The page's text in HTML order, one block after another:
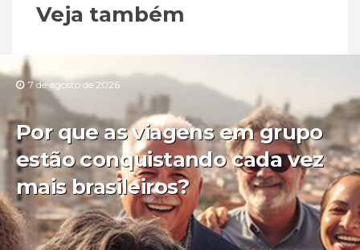
Veja também
7 de agosto de 2026
Por que as viagens em grupo
estão conquistando cada vez
mais brasileiros?